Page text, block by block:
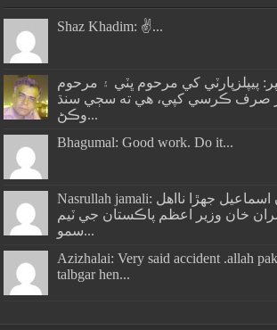
Shaz Khadim: ✌️...
پيپلزپارٽي کي مرحوم ڀٽي ۽ مرحوم
صرف ڪرسي کپي، هي ته سڄي سنڌ
وڪڻ...
Bhagumal: Good work. Do it...
Nasrullah jamali: گورنر عمران اسماعيل جھڙا نااهل
خان وزير اعظم پاڪستان جي ٽيم
سمو...
Azizhalai: Very said accident .allah
talbgar hen...